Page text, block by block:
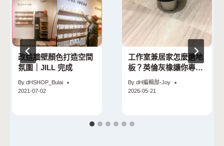
改造牆壁顏色打造空間
氛圍｜JILL 完成
By dHSHOP_Bulai
2021-07-02
工作室兼居家怎麼選地
板？英倫灰橡讓你專業
又舒適不踩雷
By dH編輯部-Joy
2026-05-21